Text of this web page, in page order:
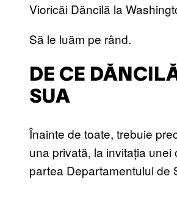
Vioricăi Dăncilă la
Să le luăm pe rând.
DE CE
SUA
Înainte de toate, trebuie
una privată, la invitația
partea Departamentului de